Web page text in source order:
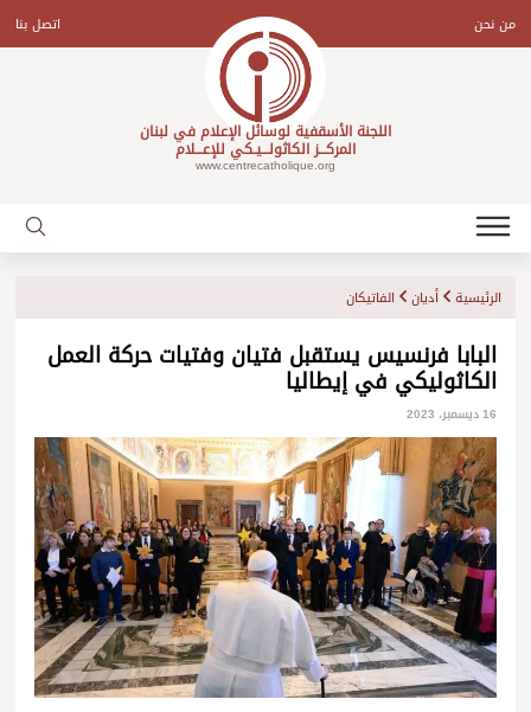
contentمن نحن اتصل بنا
اللجنة الأسقفية لوسائل الإعلام في لبنان
المركـــز الكاثولـــيـكي للإعـــلام
www.centrecatholique.org
الرئيسية أديان الفاتيكان
البابا فرنسيس يستقبل فتيان وفتيات حركة العمل
الكاثوليكي في إيطاليا
16 ديسمبر، 2023